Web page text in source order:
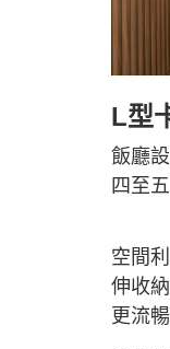
L型
飯廳
四至
空間
伸收
更流